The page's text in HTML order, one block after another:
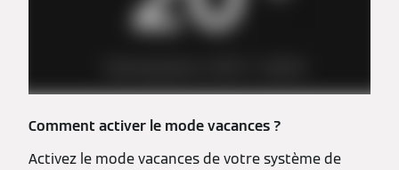
Comment activer le mode vacances ?
Activez le mode vacances de votre système de